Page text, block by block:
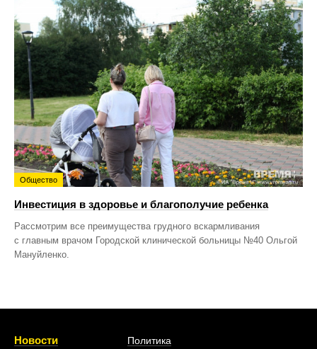
Общество
Инвестиция в здоровье и благополучие ребенка
Рассмотрим все преимущества грудного вскармливания
с главным врачом Городской клинической больницы №40 Ольгой
Мануйленко.
Новости
Политика